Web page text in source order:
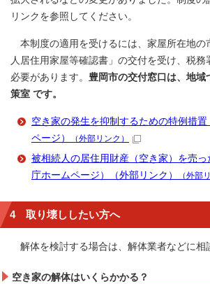
リンクを参照してください。
本制度の適用を受けるには、家屋所在地の
人居住用家屋等確認書」の交付を受け、税務
必要があります。 豊岡市の交付窓口は、地
策室 です。
空き家の発生を抑制するための特例措
ページ）
（外部リンク）
被相続人の居住用財産（空き家）を売
庁ホームページ）（外部リンク）
（外部
4 取り壊ししたい方へ
解体を検討する場合は、解体業者などに相
空き家の解体はいくらかかる？